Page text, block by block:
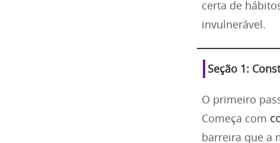
certa de
invulnerável.
Seção 1:
O primeiro
Começa com
barreira que a